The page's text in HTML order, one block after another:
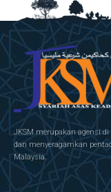
JKSM merupakan agensi
dan menyeragamkan
Malaysia.